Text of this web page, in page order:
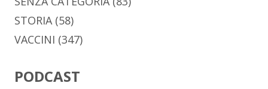
STORIA(58)
VACCINI (347)
PODCAST